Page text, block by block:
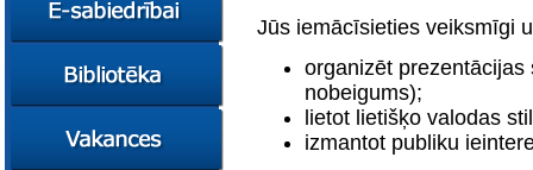
Mācies
eksperimentējot
eksperimentējot
Digitāli klimatam
FasTracKids
Jūs iemācīsieties veiksmīgi
organizēt
nobeigums);
lietot lietišķo valodas
izmantot publiku